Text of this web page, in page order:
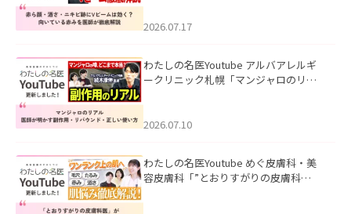
した。
2026.07.17
わたしの名医Youtube アルバアレルギ
ークリニック札幌「マンジャロのリア
た。
2026.07.10
わたしの名医Youtube めぐ皮膚科・美
容皮膚科「”とおりすがりの皮膚科